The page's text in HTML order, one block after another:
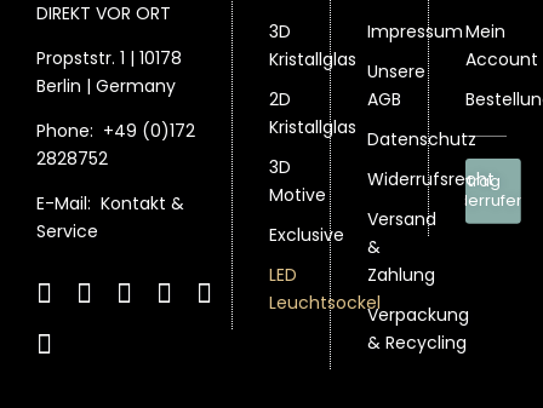
DIREKT VOR ORT
Propststr. 1 | 10178
Berlin | Germany
Phone: +49 (0)172
2828752
E-Mail: Kontakt &
Service
3D
Kristallglas
2D
Kristallglas
3D
Motive
Exclusive
LED
Leuchtsockel
Impressum
Unsere
AGB
Datenschutz
Widerrufsrecht
Versand
&
Zahlung
Verpackung
& Recycling
Mein
Account
Vertrag
widerrufen